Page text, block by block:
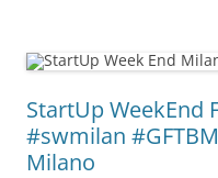
StartUp WeekEnd
#swmilan
Milano